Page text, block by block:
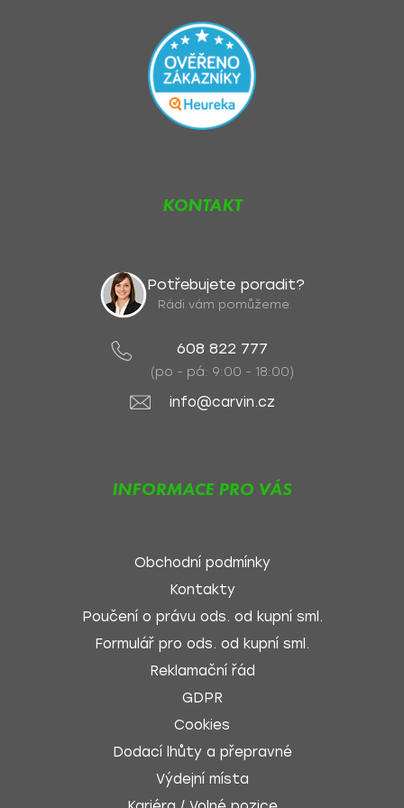
KONTAKT
Potřebujete poradit?
Rádi vám pomůžeme.
608 822 777
(po - pá: 9:00 - 18:00)
info@carvin.cz
INFORMACE PRO VÁS
Obchodní podmínky
Kontakty
Poučení o právu ods. od kupní sml.
Formulář pro ods. od kupní sml.
Reklamační řád
GDPR
Cookies
Dodací lhůty a přepravné
Výdejní místa